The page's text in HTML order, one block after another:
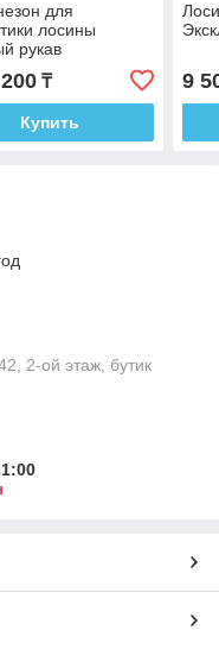
для
лосины
рукав
₸
Купить
9
2-ой этаж, бутик